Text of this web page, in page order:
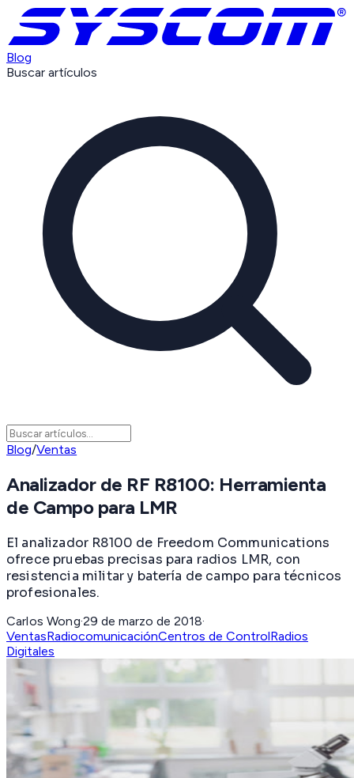
Blog
Buscar artículos
Blog/Ventas
Analizador de RF R8100: Herramienta
de Campo para LMR
El analizador R8100 de Freedom Communications
ofrece pruebas precisas para radios LMR, con
resistencia militar y batería de campo para técnicos
profesionales.
Carlos Wong·29 de marzo de 2018·
VentasRadiocomunicaciónCentros de ControlRadios
Digitales